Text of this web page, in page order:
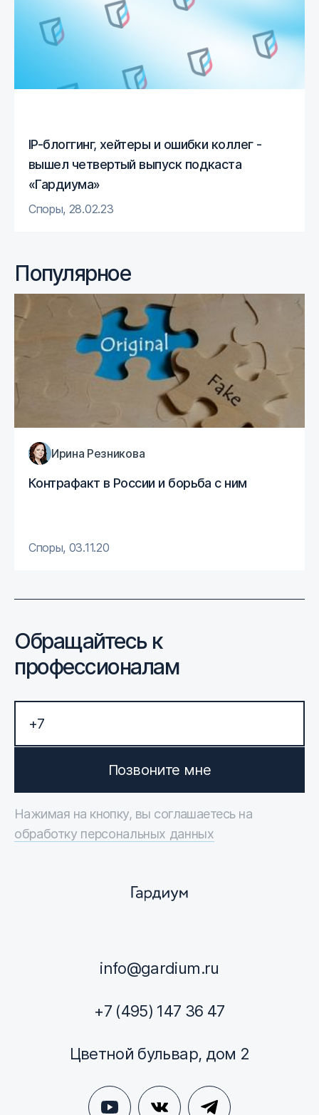
IP-блоггинг, хейтеры и ошибки коллег -
вышел четвертый выпуск подкаста
«Гардиума»
Споры, 28.02.23
Популярное
Контрафакт в России и борьба с ним
Ирина Резникова
Споры, 03.11.20
Обращайтесь к
профессионалам
Позвоните мне
Нажимая на кнопку, вы соглашаетесь на
обработку персональных данных
info@gardium.ru
+7 (495) 147 36 47
Цветной бульвар, дом 2